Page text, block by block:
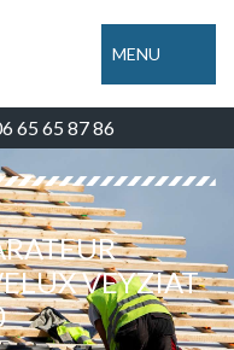
MENU
65 65 87 86
VEYZIAT